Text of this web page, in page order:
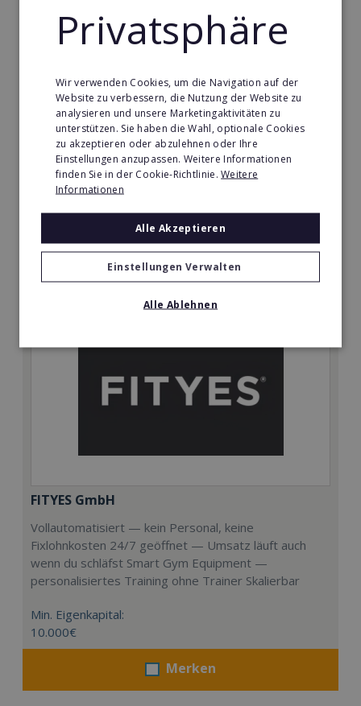
Oldtimer Investment
Selbstständig mit Oldtimern? Wir sind Europas Nr. 1
im Oldtimer-Investmentbereich.
Min. Eigenkapital:
€5.000 - €10.000
Merken
FITYES GmbH
Vollautomatisiert — kein Personal, keine
Fixlohnkosten 24/7 geöffnet — Umsatz läuft auch
wenn du schläfst Smart Gym Equipment —
personalisiertes Training ohne Trainer Skalierbar
Min. Eigenkapital:
10.000€
Merken
Privatsphäre
Wir verwenden Cookies, um die Navigation auf der
Website zu verbessern, die Nutzung der Website zu
analysieren und unsere Marketingaktivitäten zu
unterstützen. Sie haben die Wahl, optionale Cookies
zu akzeptieren oder abzulehnen oder Ihre
Einstellungen anzupassen. Weitere Informationen
finden Sie in der Cookie-Richtlinie.Weitere
Informationen
Alle Akzeptieren
Einstellungen Verwalten
Alle Ablehnen